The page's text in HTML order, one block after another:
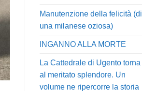
Manutenzione della felicità (di
una milanese oziosa)
INGANNO ALLA MORTE
La Cattedrale di Ugento torna
al meritato splendore. Un
volume ne ripercorre la storia